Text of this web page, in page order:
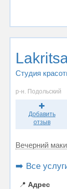
Студия
р-н. Подольский
Добавить
отзыв
Вечерний
➡️ Все
📍 Адрес